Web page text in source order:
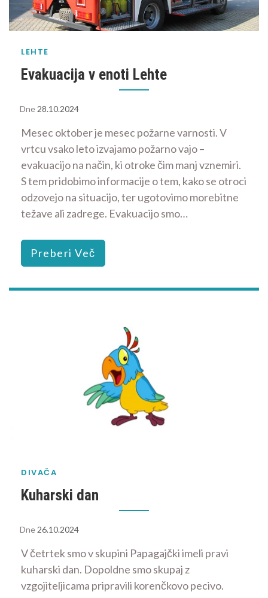
LEHTE
Evakuacija v enoti Lehte
Dne 28.10.2024
Mesec oktober je mesec požarne varnosti. V
vrtcu vsako leto izvajamo požarno vajo –
evakuacijo na način, ki otroke čim manj vznemiri.
S tem pridobimo informacije o tem, kako se otroci
odzovejo na situacijo, ter ugotovimo morebitne
težave ali zadrege. Evakuacijo smo…
Preberi Več
DIVAČA
Kuharski dan
Dne 26.10.2024
V četrtek smo v skupini Papagajčki imeli pravi
kuharski dan. Dopoldne smo skupaj z
vzgojiteljicama pripravili korenčkovo pecivo.